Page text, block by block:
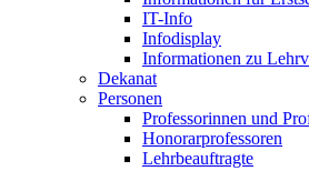
IT-Info
Infodisplay
Informationen zu
Dekanat
Personen
Professorinnen und
Honorarprofessoren
Lehrbeauftragte